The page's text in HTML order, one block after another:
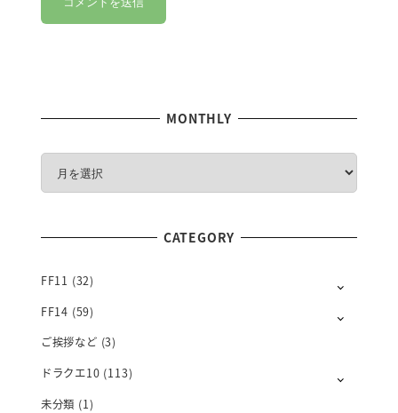
MONTHLY
H
Y
CATEGORY
FF11 (32)
FF14 (59)
ご挨拶など (3)
ドラクエ10 (113)
未分類 (1)